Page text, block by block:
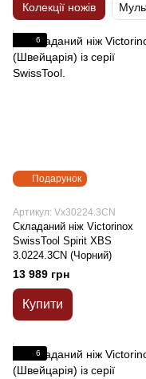
Колекції ножів
Подарунок
6
Артикул: Vx30224.3CN
Складаний ніж Victorinox
SwissTool Spirit XBS
3.0224.3CN (Чорний)
13 989 грн
Купити
6